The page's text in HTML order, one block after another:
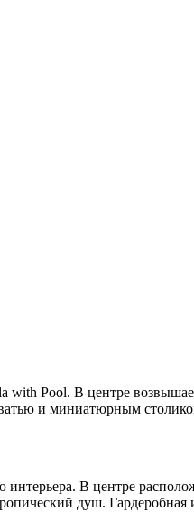
Pool. В центре
и миниатюрным
В центре
душ.